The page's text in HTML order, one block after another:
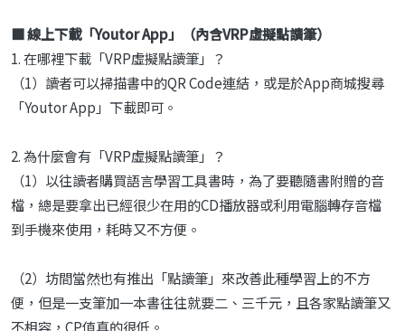
■ 線上下載「Youtor App」（內含VRP虛擬點讀筆）
1. 在哪裡下載「VRP虛擬點讀筆」？
（1）讀者可以掃描書中的QR Code連結，或是於App商城搜尋
「Youtor App」下載即可。
2. 為什麼會有「VRP虛擬點讀筆」？
（1）以往讀者購買語言學習工具書時，為了要聽隨書附贈的音
檔，總是要拿出已經很少在用的CD播放器或利用電腦轉存音檔
到手機來使用，耗時又不方便。
（2）坊間當然也有推出「點讀筆」來改善此種學習上的不方
便，但是一支筆加一本書往往就要二、三千元，且各家點讀筆又
不相容，CP值真的很低。